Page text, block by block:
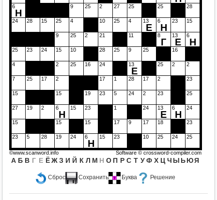
Сброс Сохранить Буква Решение
6
Н
9 25 2 27 25 25 28
24 28 15 25 4 10 25 4 13
Е
6
Н
23 15
9 25 2 21 11 8
Г
13
Е
6
Н
25 23 24 15 10 28 25 9 25 16
4 2 25 16 24 13
Е
25 2 2
7 25 17 2 17 1 28 17 2 23
15 15 19 23 5 24 2 23 25
27 19 2 6
Н
15 23 1 24 13
Е
6
Н
24
15 15 15 17 9 17 18 23
23 5 28 19 24 6
Н
15 23 10 25 24 25
А Б В Г Е Ё Ж З И Й К Л М Н О П Р С Т У Ф Х Ц Ч Ы ЬЮЯ
©www.scanword.info Software © crossword-compiler.com